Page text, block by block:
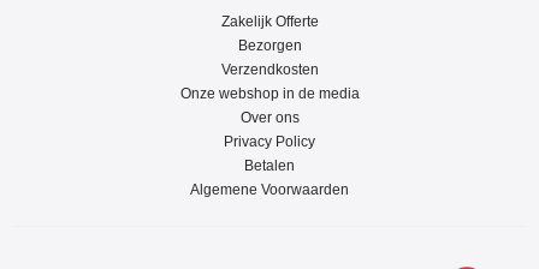
Zakelijk Offerte
Bezorgen
Verzendkosten
Onze webshop in de media
Over ons
Privacy Policy
Betalen
Algemene Voorwaarden